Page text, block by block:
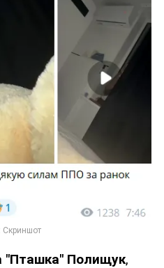
"Пташка" Полищук,